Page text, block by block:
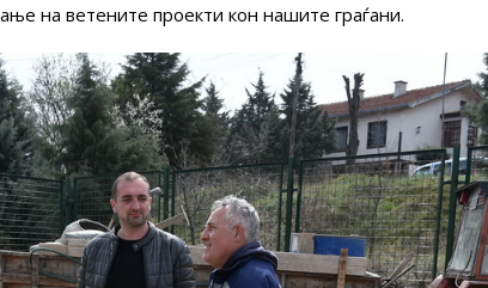
на ветените проекти кон нашите граѓани.